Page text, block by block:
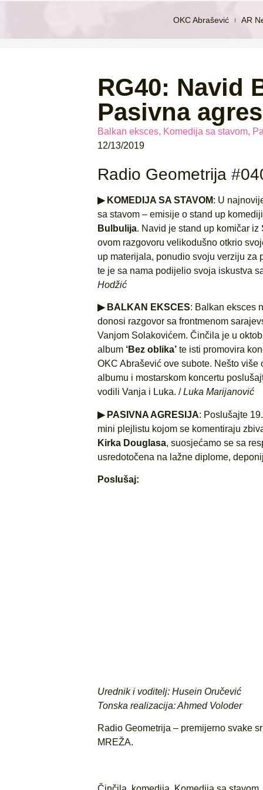
OKC Abrašević AR
RG40: Navid
Pasivna
Balkan eksces, Komedija sa stavom,
12/13/2019
Radio Geometrija
▶ KOMEDIJA SA STAVOM: U
sa stavom – emisije o stand up
Bulbulija. Navid je stand up komičar iz
ovom razgovoru velikodušno otkrio
up materijala, ponudio svoju verziju za
te je sa nama podijelio svoja iskustva
Hodžić
▶ BALKAN EKSCES: Balkan eksces
donosi razgovor sa frontmenom
Vanjom Solakovićem. Činčila je u
album‘Bez oblika’te isti promovira
OKC Abrašević ove subote. Nešto više
albumu i mostarskom koncertu
vodili Vanja i Luka. /Luka Marijanović
▶ PASIVNA AGRESIJA: Poslušajte
mini plejlistu kojom se komentiraju
Kirka Douglasa, suosjećamo se sa
usredotočena na lažne diplome,
Poslušaj:
Urednik i voditelj: Husein Oručević
Tonska realizacija: Ahmed Voloder
Radio Geometrija – premijerno svake
MREŽA.